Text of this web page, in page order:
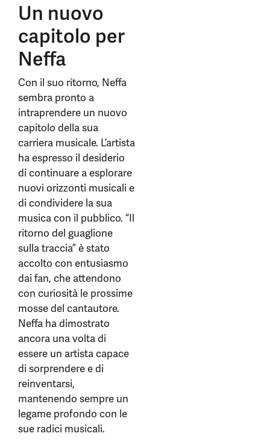
Un nuovo
capitolo per
Neffa
Con il suo ritorno, Neffa
sembra pronto a
intraprendere un nuovo
capitolo della sua
carriera musicale. L’artista
ha espresso il desiderio
di continuare a esplorare
nuovi orizzonti musicali e
di condividere la sua
musica con il pubblico. “Il
ritorno del guaglione
sulla traccia” è stato
accolto con entusiasmo
dai fan, che attendono
con curiosità le prossime
mosse del cantautore.
Neffa ha dimostrato
ancora una volta di
essere un artista capace
di sorprendere e di
reinventarsi,
mantenendo sempre un
legame profondo con le
sue radici musicali.